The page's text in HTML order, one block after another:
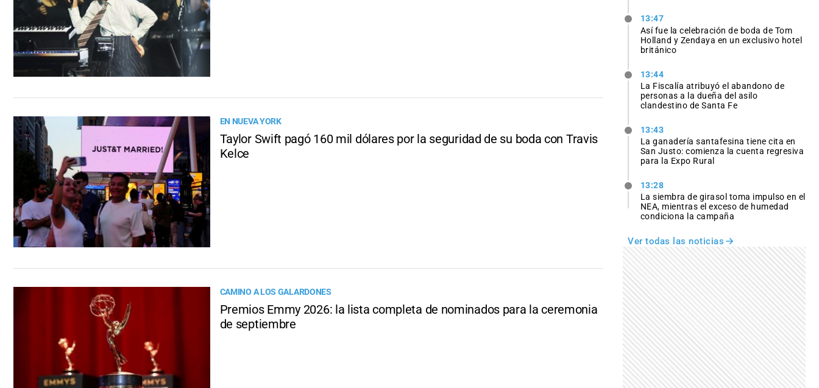
EN NUEVA YORK
Taylor Swift pagó 160 mil dólares por la seguridad de su boda con Travis
Kelce
CAMINO A LOS GALARDONES
Premios Emmy 2026: la lista completa de nominados para la ceremonia
de septiembre
13:47
Así fue la celebración de boda de Tom
Holland y Zendaya en un exclusivo hotel
británico
13:44
La Fiscalía atribuyó el abandono de
personas a la dueña del asilo
clandestino de Santa Fe
13:43
La ganadería santafesina tiene cita en
San Justo: comienza la cuenta regresiva
para la Expo Rural
13:28
La siembra de girasol toma impulso en el
NEA, mientras el exceso de humedad
condiciona la campaña
Ver todas las noticias